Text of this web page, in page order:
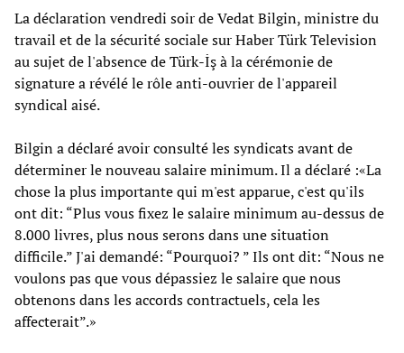
La déclaration vendredi soir de Vedat Bilgin, ministre du
travail et de la sécurité sociale sur Haber Türk Television
au sujet de l'absence de Türk-İş à la cérémonie de
signature a révélé le rôle anti-ouvrier de l'appareil
syndical aisé.
Bilgin a déclaré avoir consulté les syndicats avant de
déterminer le nouveau salaire minimum. Il a déclaré :«La
chose la plus importante qui m'est apparue, c'est qu'ils
ont dit: “Plus vous fixez le salaire minimum au-dessus de
8.000 livres, plus nous serons dans une situation
difficile.” J'ai demandé: “Pourquoi? ” Ils ont dit: “Nous ne
voulons pas que vous dépassiez le salaire que nous
obtenons dans les accords contractuels, cela les
affecterait”.»